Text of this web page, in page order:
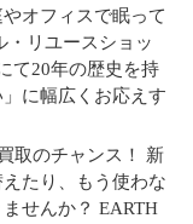
オフィスで眠って
・リユースショッ
て20年の歴史を持
に幅広くお応えす
取のチャンス！ 新
たり、もう使わな
せんか？ EARTH